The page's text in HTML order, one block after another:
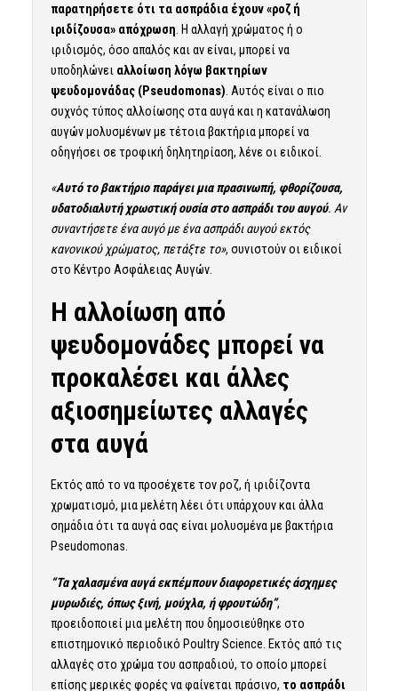
παρατηρήσετε ότι τα ασπράδια έχουν «ροζ ή
ιριδίζουσα» απόχρωση . Η αλλαγή χρώματος ή ο
ιριδισμός, όσο απαλός και αν είναι, μπορεί να
υποδηλώνει αλλοίωση λόγω βακτηρίων
ψευδομονάδας (Pseudomonas) . Αυτός είναι ο πιο
συχνός τύπος αλλοίωσης στα αυγά και η κατανάλωση
αυγών μολυσμένων με τέτοια βακτήρια μπορεί να
οδηγήσει σε τροφική δηλητηρίαση, λένε οι ειδικοί.
«Αυτό το βακτήριο παράγει μια πρασινωπή, φθορίζουσα,
υδατοδιαλυτή χρωστική ουσία στο ασπράδι του αυγού. Αν
συναντήσετε ένα αυγό με ένα ασπράδι αυγού εκτός
κανονικού χρώματος, πετάξτε το», συνιστούν οι ειδικοί
στο Κέντρο Ασφάλειας Αυγών.
Η αλλοίωση από
ψευδομονάδες μπορεί να
προκαλέσει και άλλες
αξιοσημείωτες αλλαγές
στα αυγά
Εκτός από το να προσέχετε τον ροζ, ή ιριδίζοντα
χρωματισμό, μια μελέτη λέει ότι υπάρχουν και άλλα
σημάδια ότι τα αυγά σας είναι μολυσμένα με βακτήρια
Pseudomonas.
“Τα χαλασμένα αυγά εκπέμπουν διαφορετικές άσχημες
μυρωδιές, όπως ξινή, μούχλα, ή φρουτώδη”,
προειδοποιεί μια μελέτη που δημοσιεύθηκε στο
επιστημονικό περιοδικό Poultry Science. Εκτός από τις
αλλαγές στο χρώμα του ασπραδιού, το οποίο μπορεί
επίσης μερικές φορές να φαίνεται πράσινο, το ασπράδι